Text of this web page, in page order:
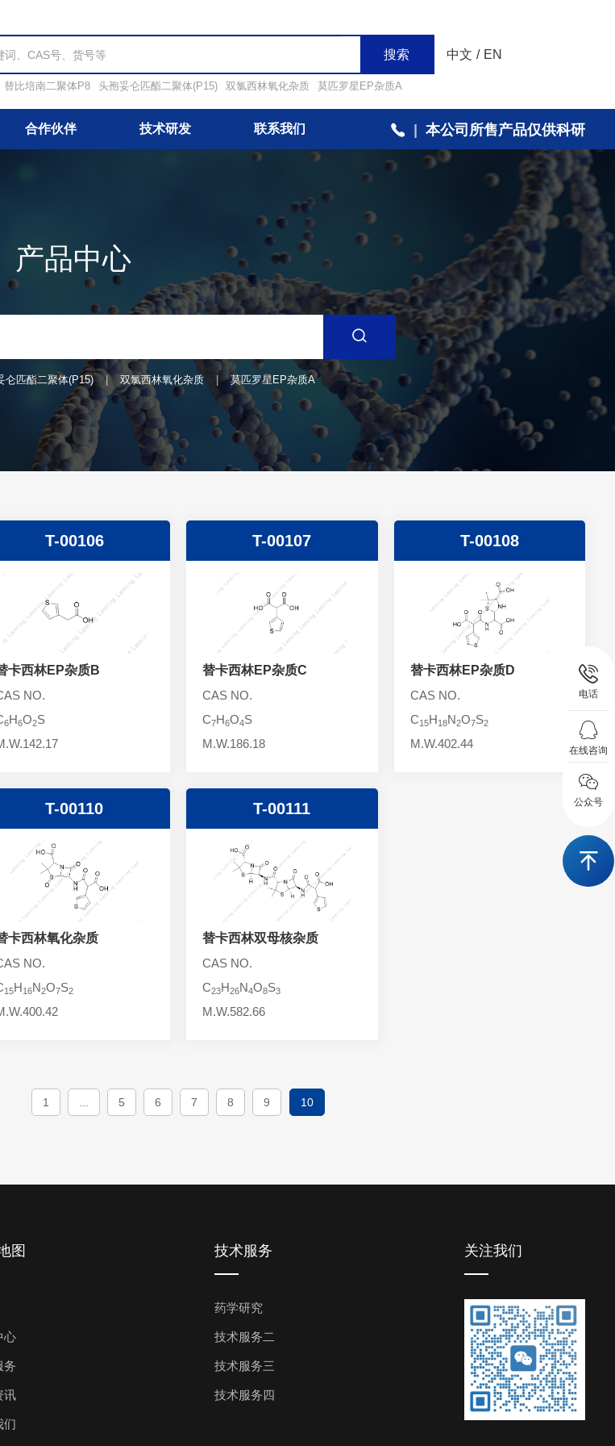
搜索
替比培南二聚体P8 头孢妥仑匹酯二聚体(P15) 双氯西林氧化杂质 莫匹罗星EP杂质A
中文 / EN
合作伙伴 技术研发 联系我们 本公司所售产品仅供科研
产品中心
仑匹酯二聚体(P15) 双氯西林氧化杂质 莫匹罗星EP杂质A
T-00106
卡西林EP杂质B
NO.
6H6O2S
T-00107
替卡西林EP杂质C
CAS NO.
C7H6O4S
M.W.186.18
T-00108
替卡西林EP杂质D
CAS NO.
C15H18N2O7S2
M.W.402.44
T-00110
卡西林氧化杂质
NO.
15H16N2O7S2
T-00111
替卡西林双母核杂质
CAS NO.
C23H26N4O8S3
M.W.582.66
1 5 6 7 8 9 10
图
心
务
讯
们
技术服务
药学研究
技术服务二
技术服务三
技术服务四
关注我们
电话
在线咨询
公众号